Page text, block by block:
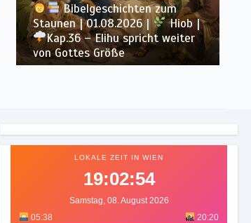
Bibelgeschichten zum
Staunen | 31.07.2026 |
Hiob |
Kap.35 – Elihu spricht über
Gott, Mensch und Gebet
LOKALE ZEIT IN WIEN
19:02:56
Samstag, 08. August 2026
05:38
20:20